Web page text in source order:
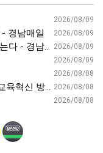
2026/08/09
2026/08/09
경남매일
2026/08/09
- 경남일보
2026/08/09
2026/08/08
2026/08/08
- 웹이코노미
2026/08/08